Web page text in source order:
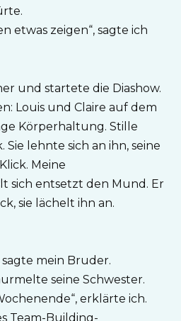
etwas zeigen“, sagte ich
und startete die Diashow.
Louis und Claire auf dem
Körperhaltung. Stille
Sie lehnte sich an ihn, seine
Meine
sich entsetzt den Mund. Er
sie lächelt ihn an.
sagte mein Bruder.
seine Schwester.
erklärte ich.
Team-Building-